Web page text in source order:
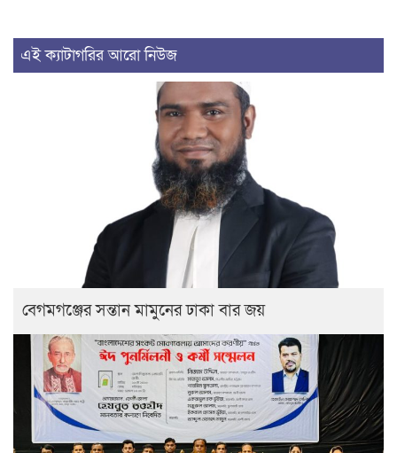
এই ক্যাটাগরির আরো নিউজ
বেগমগঞ্জের সন্তান মামুনের ঢাকা বার জয়